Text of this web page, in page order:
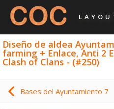
Diseño de aldea
farming + Enlace, Anti 2
Clash of Clans - (#250)
Bases del Ayuntamiento 7